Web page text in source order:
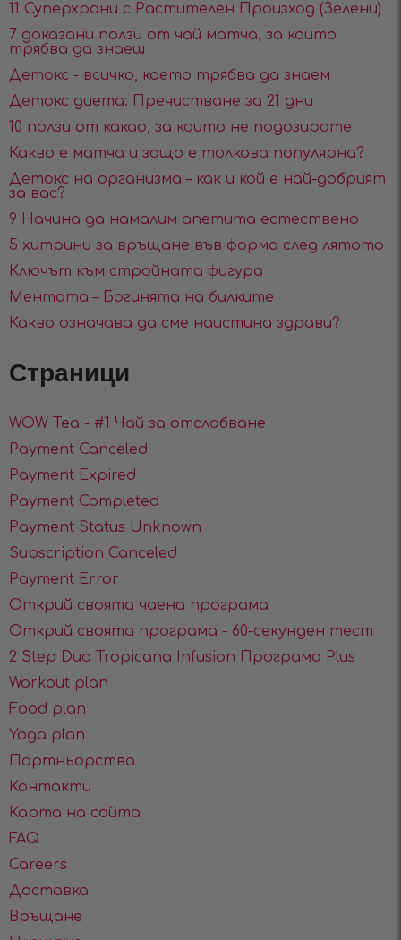
11 Суперхрани с Растителен Произход (Зелени)
7 доказани ползи от чай матча, за които
трябва да знаеш
Детокс - всичко, което трябва да знаем
Детокс диета: Пречистване за 21 дни
10 ползи от какао, за които не подозирате
Какво е матча и защо е толкова популярна?
Детокс на организма – как и кой е най-добрият
за вас?
9 Начина да намалим апетита естествено
5 хитрини за връщане във форма след лятото
Ключът към стройната фигура
Ментата – Богинята на билките
Какво означава да сме наистина здрави?
Страници
WOW Tea - #1 Чай за отслабване
Payment Canceled
Payment Expired
Payment Completed
Payment Status Unknown
Subscription Canceled
Payment Error
Открий своята чаена програма
Открий своята програма - 60-секунден тест
2 Step Duo Tropicana Infusion Програма Plus
Workout plan
Food plan
Yoga plan
Партньорства
Контакти
Карта на сайта
FAQ
Careers
Доставка
Връщане